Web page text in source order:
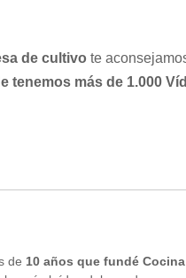
de cultivo te
tenemos más de 1.000
de 10 años que fundé Cocina